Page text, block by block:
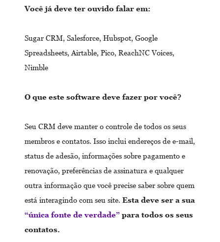
Você já deve ter ouvido falar em:
Sugar CRM, Salesforce, Hubspot, Google
Spreadsheets, Airtable, Pico, ReachNC Voices,
Nimble
O que este software deve fazer por você?
Seu CRM deve manter o controle de todos os seus
membros e contatos. Isso inclui endereços de e-mail,
status de adesão, informações sobre pagamento e
renovação, preferências de assinatura e qualquer
outra informação que você precise saber sobre quem
está interagindo com seu site. Esta deve ser a sua
“única fonte de verdade” para todos os seus
contatos.